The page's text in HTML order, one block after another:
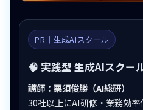
PR｜生成AIスクール
🧠 実践型 生成AIスクー
講師：栗須俊勝（AI総研）
30社以上にAI研修・業務効